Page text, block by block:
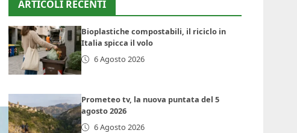
ARTICOLI RECENTI
Bioplastiche compostabili, il riciclo in
Italia spicca il volo
6 Agosto 2026
Prometeo tv, la nuova puntata del 5
agosto 2026
6 Agosto 2026